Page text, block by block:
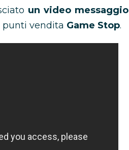
un video messaggio
punti vendita Game Stop.